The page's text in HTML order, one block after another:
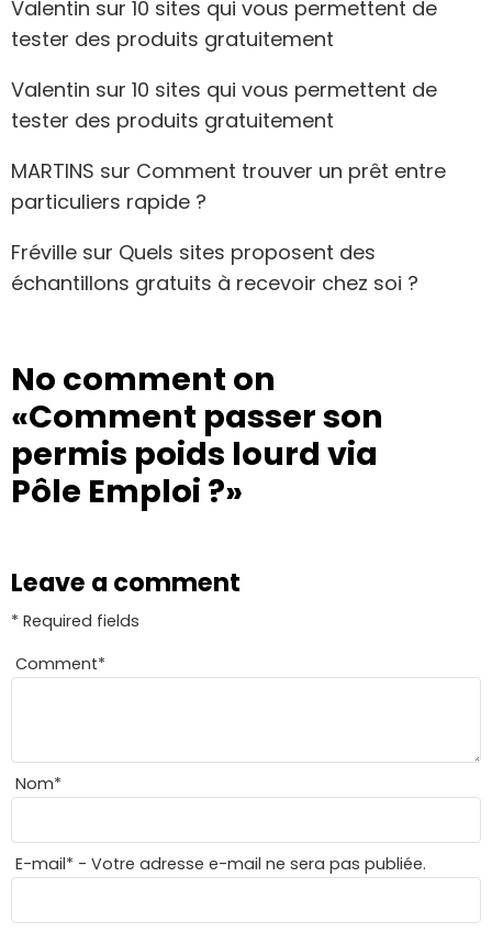
Valentin sur 10 sites qui vous permettent de
tester des produits gratuitement
Valentin sur 10 sites qui vous permettent de
tester des produits gratuitement
MARTINS sur Comment trouver un prêt entre
particuliers rapide ?
Fréville sur Quels sites proposent des
échantillons gratuits à recevoir chez soi ?
No comment on
«Comment passer son
permis poids lourd via
Pôle Emploi ?»
Leave a comment
* Required fields
Comment*
Nom*
E-mail* - Votre adresse e-mail ne sera pas publiée.